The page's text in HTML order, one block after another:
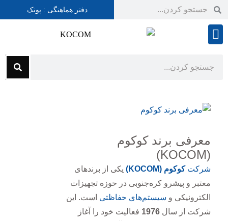
دفتر هماهنگی : پونک
معرفی برند کوکوم
(KOCOM)
شرکتکوکوم (KOCOM)
یکی از برندهای
معتبر و پیشرو کره‌جنوبی در حوزه تجهیزات
الکترونیکی و سیستم‌های حفاظتی است. این
شرکت از سال 1976 فعالیت خود را آغاز